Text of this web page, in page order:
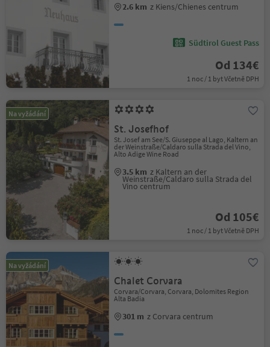
2.6 km z Kiens/Chienes centrum
Südtirol Guest Pass
Od 134€
1 noc / 1 byt Včetně DPH
Na vyžádání
St. Josefhof
St. Josef am See/S. Giuseppe al Lago, Kaltern an
der Weinstraße/Caldaro sulla Strada del Vino,
Alto Adige Wine Road
3.5 km z Kaltern an der
Weinstraße/Caldaro sulla Strada del
Vino centrum
Od 105€
1 noc / 1 byt Včetně DPH
Na vyžádání
Chalet Corvara
Corvara/Corvara, Corvara, Dolomites Region
Alta Badia
301 m z Corvara centrum